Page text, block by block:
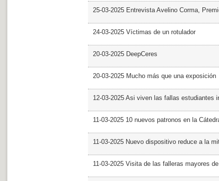
25-03-2025 Entrevista Avelino Corma,
24-03-2025 Víctimas de un rotulador
20-03-2025 DeepCeres
20-03-2025 Mucho más que una exposición
12-03-2025 Asi viven las fallas estudiantes
11-03-2025 10 nuevos patronos en la
11-03-2025 Nuevo dispositivo reduce a la
11-03-2025 Visita de las falleras mayores